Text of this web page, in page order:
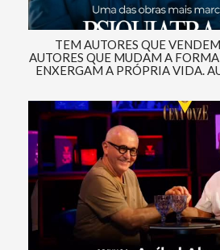
TEM AUTORES QUE
AUTORES QUE MUDAM A
ENXERGAM A PRÓPRIA VIDA.